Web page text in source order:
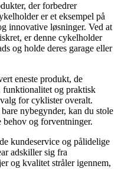
der forbedrer
er et eksempel på
innovative løsninger. Ved at
er denne cykelholder
og holde deres garage eller
eneste produkt, de
funktionalitet og praktisk
for cyklister overalt.
nybegynder, kan du stole
og forventninger.
kundeservice og pålidelige
adskiller sig fra
og kvalitet stråler igennem,